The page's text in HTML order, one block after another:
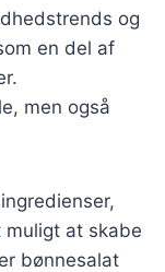
og
en del af
men også
at skabe
bønnesalat